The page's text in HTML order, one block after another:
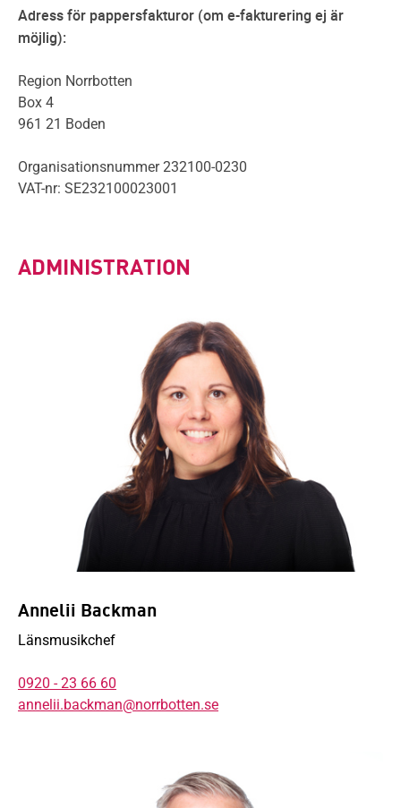
Adress för pappersfakturor (om e-fakturering ej är
möjlig):
Region Norrbotten
Box 4
961 21 Boden
Organisationsnummer 232100-0230
VAT-nr: SE232100023001
ADMINISTRATION
Annelii Backman
Länsmusikchef
0920 - 23 66 60
annelii.backman@norrbotten.se